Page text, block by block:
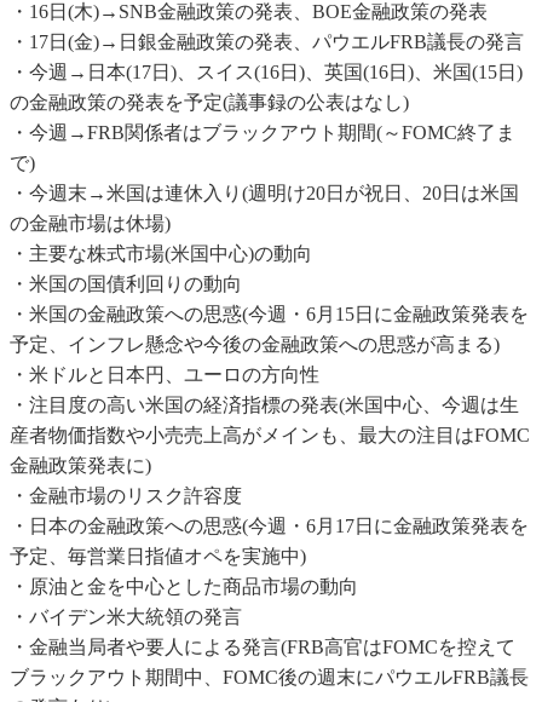
・16日(木)→SNB金融政策の発表、BOE金融政策の発表
・17日(金)→日銀金融政策の発表、パウエルFRB議長の発言
・今週→日本(17日)、スイス(16日)、英国(16日)、米国(15日)
の金融政策の発表を予定(議事録の公表はなし)
・今週→FRB関係者はブラックアウト期間(～FOMC終了ま
で)
・今週末→米国は連休入り(週明け20日が祝日、20日は米国
の金融市場は休場)
・主要な株式市場(米国中心)の動向
・米国の国債利回りの動向
・米国の金融政策への思惑(今週・6月15日に金融政策発表を
予定、インフレ懸念や今後の金融政策への思惑が高まる)
・米ドルと日本円、ユーロの方向性
・注目度の高い米国の経済指標の発表(米国中心、今週は生
産者物価指数や小売売上高がメインも、最大の注目はFOMC
金融政策発表に)
・金融市場のリスク許容度
・日本の金融政策への思惑(今週・6月17日に金融政策発表を
予定、毎営業日指値オペを実施中)
・原油と金を中心とした商品市場の動向
・バイデン米大統領の発言
・金融当局者や要人による発言(FRB高官はFOMCを控えて
ブラックアウト期間中、FOMC後の週末にパウエルFRB議長